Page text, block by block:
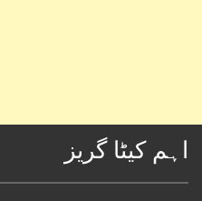
اہم کیٹا گریز